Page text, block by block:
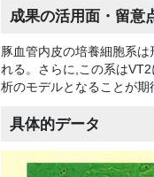
成果の活用面・留意
豚血管内皮の培養細胞系
れる。さらに,この系は
析のモデルとなることが期
具体的データ